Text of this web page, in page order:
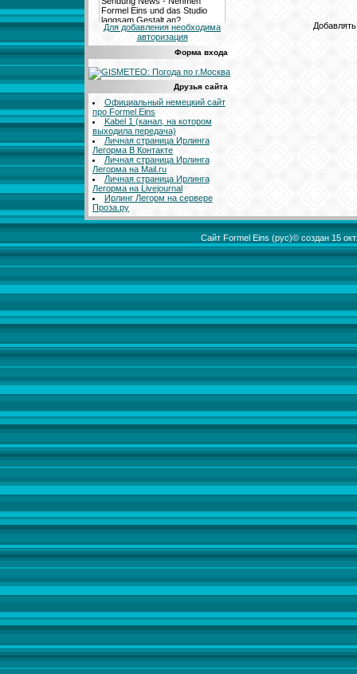
Для добавления необходима
авторизация
Форма входа
Друзья сайта
Официальный немецкий сайт
про Formel Eins
Kabel 1 (канал, на котором
выходила передача)
Личная страница Ирлинга
Легорма В Контакте
Личная страница Ирлинга
Легорма на Mail.ru
Личная страница Ирлинга
Легорма на Livejournal
Ирлинг Легорм на сервере
Проза.ру
Сайт Formel Eins (рус)© создан 15